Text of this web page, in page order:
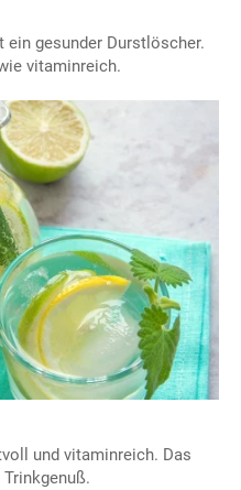
gesunder Durstlöscher.
vitaminreich.
und vitaminreich. Das